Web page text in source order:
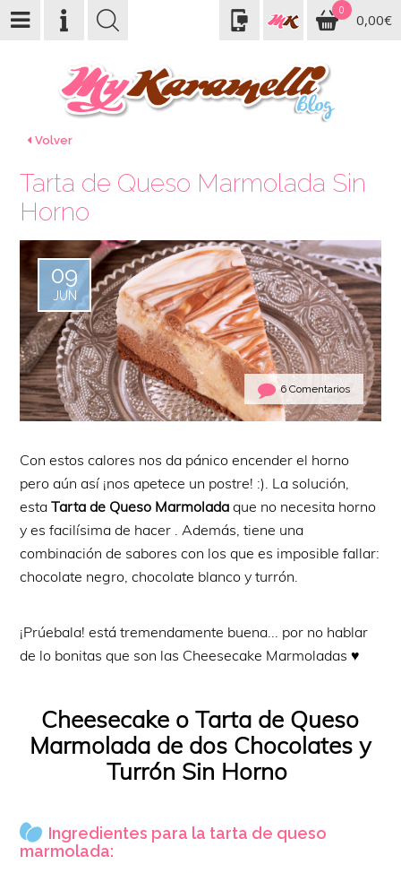
0
0,00€
Volver
Tarta de Queso Marmolada Sin
Horno
09
JUN
6 Comentarios
Con estos calores nos da pánico encender el horno
pero aún así ¡nos apetece un postre! :). La solución,
estaTarta de Queso Marmoladaque no necesita horno
y es facilísima de hacer . Además, tiene una
combinación de sabores con los que es imposible fallar:
chocolate negro, chocolate blanco y turrón.
¡Prúebala! está tremendamente buena... por no hablar
de lo bonitas que son las Cheesecake Marmoladas ♥
Cheesecake o Tarta de Queso
Marmolada de dos Chocolates y
Turrón Sin Horno
Ingredientes para la tarta de queso
marmolada: